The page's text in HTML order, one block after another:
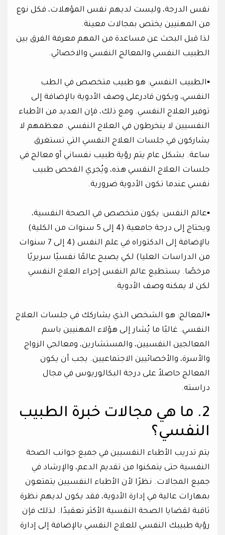
نفس الدرجة، وليست لديهم نفس المؤهلات، فكل نوع
من المهنيين يختص بمجالات معينة.
لذا قبل البحث عن مساعدة من المهم معرفة الفرق بين
الطبيب النفسي والمعالج النفسي والاخصائي.
▪︎الطبيب النفسي: هو طبيب متخصص في الطب
النفسي، ويكون قادرعلى وصف الأدوية بالإضافة إلى
توفير العلاج النفسي. ومع ذلك، فإن العديد من الأطباء
النفسيين لا ينخرطون في العلاج النفسي. معظمهم لا
يشاركون في جلسات العلاج النفسي التي تستغرق
ساعة. بشكل عام يتم رؤية طبيب نفساني أو معالج في
جلسات العلاج النفسي هذه، ويُجري الفحص طبيب
نفسي عندما تكون الأدوية ضرورية.
▪︎عالم النفس: يكون متخصص في الصحة النفسية،
ويحتاج إلى درجة جامعية (4 إلى 5 سنوات من الكلية)
بالإضافة إلى الدكتوراه في علم النفس (4 إلى 7 سنوات
من الدراسات العليا) لكي يصبح عالمًا نفسيًا سريريًا
مرخصًا. يستطيع عالم النفس إجراء العلاج النفسي
لكن لا يمكنه وصف الأدوية.
▪︎المعالج: هو الشخص الذي يشاركك في جلسات العلاج
النفسي. غالبًا ما يُشار إلى هؤلاء المهنيين باسم
المعالجين النفسيين، والمستشارين، ومعالجي الزواج
والأسرة، والأخصائيين الاجتماعيين. يجب أن يكون
المعالج حاصلاً على درجة البكالوريوس في مجال
دراسته.
2. ما هي مجالات خبرة الطبيب
النفسي؟
يتم تدريب الأطباء النفسيين في جميع جوانب الصحة
النفسية حتى يتمكنوا من تقديم الدعم، والإرشاد في
جميع المجالات. نظرًا لأن الأطباء النفسيين يتمتعون
بمهارات عالية في إدارة الأدوية، فقد يكون لديهم نظرة
ثاقبة لقضايا الصحة النفسية الأكثر تعقيدًا. لذلك فإن
رؤية طبيبك النفسي للعلاج النفسي بالإضافة إلى إدارة